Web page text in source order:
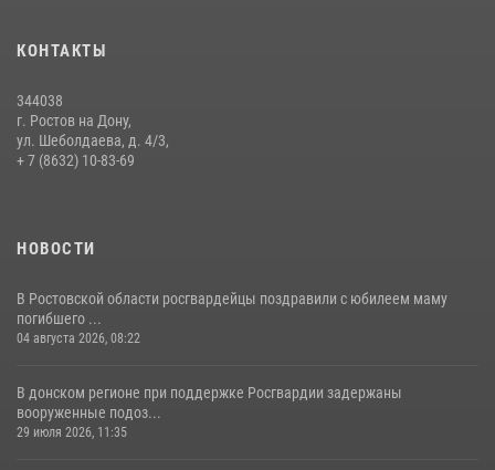
В донской столице Росгвардия приняла участие в оперативно-
профилактических мероприятиях в районе рынков «Темерник»
27 июля 2026, 12:35
КОНТАКТЫ
344038
г. Ростов на Дону,
ул. Шеболдаева, д. 4/3,
+ 7 (8632) 10-83-69
НОВОСТИ
В Ростовской области росгвардейцы поздравили с юбилеем маму
погибшего ...
04 августа 2026, 08:22
В донском регионе при поддержке Росгвардии задержаны
вооруженные подоз...
29 июля 2026, 11:35